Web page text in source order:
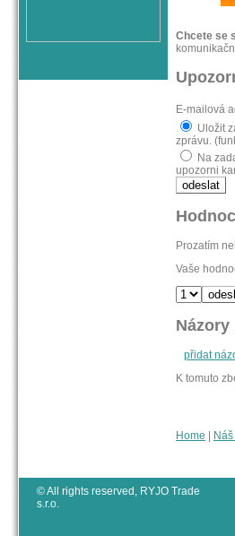
Chcete se
E-mailová
Uložit
zprávu.
Na
upozorni
Prozatím
Vaše
Názory
přidat
K tomuto
Home |
© All rights reserved, RYJO Trade
s.r.o.